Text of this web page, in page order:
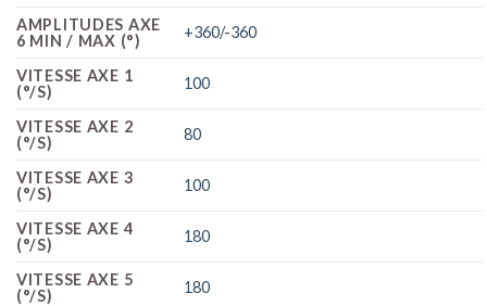
AMPLITUDES AXE
6 MIN / MAX (°)
+360/-360
VITESSE AXE 1
(°/S)
100
VITESSE AXE 2
(°/S)
80
VITESSE AXE 3
(°/S)
100
VITESSE AXE 4
(°/S)
180
VITESSE AXE 5
(°/S)
180